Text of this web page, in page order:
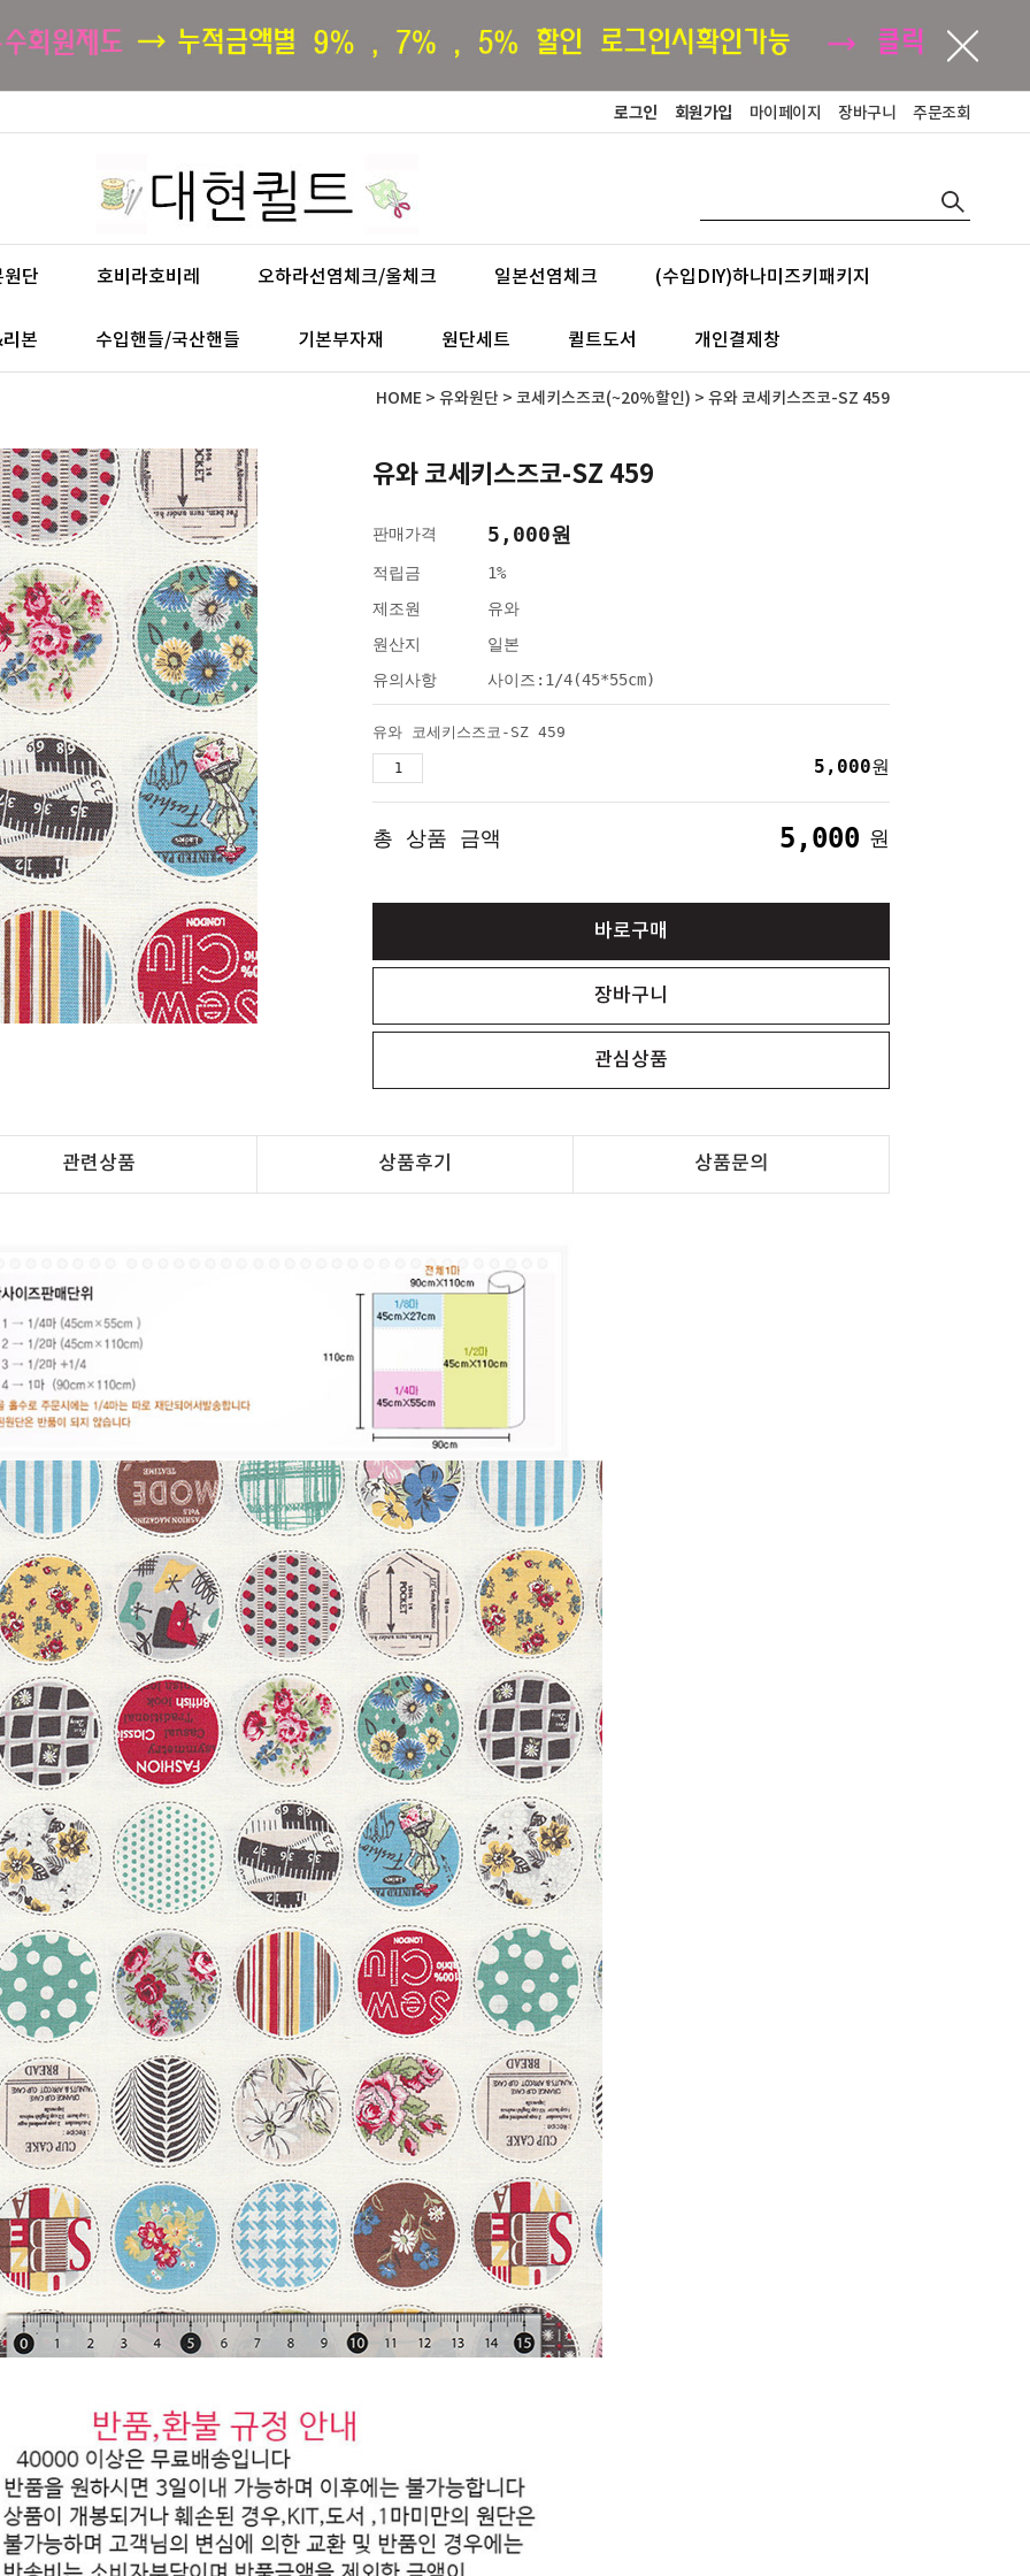
로그인 회원가입 마이페이지 장바구니 주문조회
원단 호비라호비레 오하라선염체크/울체크 일본선염체크 (수입DIY)하나미즈키패키지
본 수입핸들/국산핸들 기본부자재 원단세트 퀼트도서 개인결제창
HOME > 유와원단 > 코세키스즈코(~20%할인) > 유와 코세키스즈코-SZ 459
유와 코세키스즈코-SZ 459
판매가격 5,000원
적립금
1%
제조원
유와
원산지
일본
유의사항
사이즈:1/4(45*55cm)
유와 코세키스즈코-SZ 459
5,000원
총 상품 금액 5,000 원
바로구매
장바구니
관심상품
관련상품 상품후기 상품문의